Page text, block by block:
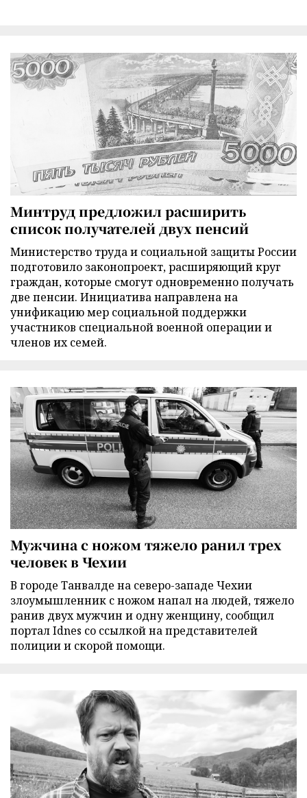
Минтруд предложил расширить
список получателей двух пенсий
Министерство труда и социальной защиты России
подготовило законопроект, расширяющий круг
граждан, которые смогут одновременно получать
две пенсии. Инициатива направлена на
унификацию мер социальной поддержки
участников специальной военной операции и
членов их семей.
Мужчина с ножом тяжело ранил трех
человек в Чехии
В городе Танвалде на северо-западе Чехии
злоумышленник с ножом напал на людей, тяжело
ранив двух мужчин и одну женщину, сообщил
портал Idnes со ссылкой на представителей
полиции и скорой помощи.